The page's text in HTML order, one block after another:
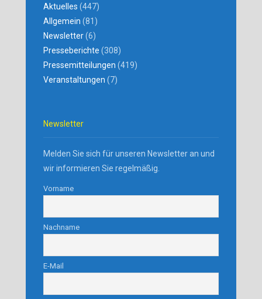
Aktuelles (447)
Allgemein (81)
Newsletter(6)
Presseberichte (308)
Pressemitteilungen (419)
Veranstaltungen (7)
Newsletter
Melden Sie sich für unseren Newsletter an und
wir informieren Sie regelmäßig.
Vorname
Nachname
E-Mail